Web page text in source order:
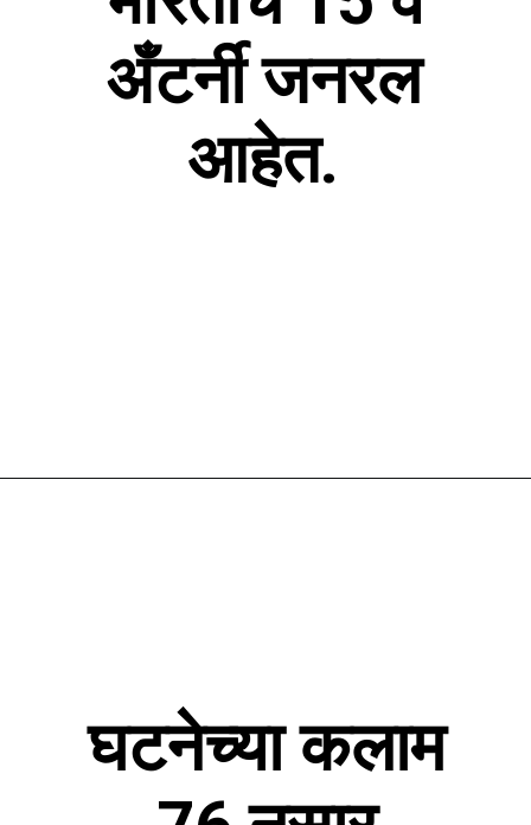
अँटर्नी जनरल
आहेत.
घटनेच्या कलाम